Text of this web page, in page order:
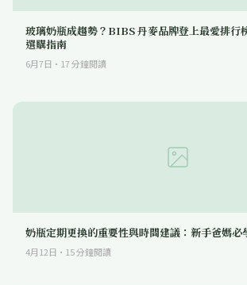
玻璃奶瓶成趨勢？BIBS 丹麥品牌登上最愛排行
選購指南
6月7日 · 17分鐘閱讀
奶瓶定期更換的重要性與時間建議：新手爸媽必
4月12日 · 15分鐘閱讀